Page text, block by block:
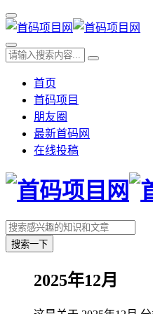
首页
首码项目
朋友圈
最新首码网
在线投稿
搜索一下
2025年12月